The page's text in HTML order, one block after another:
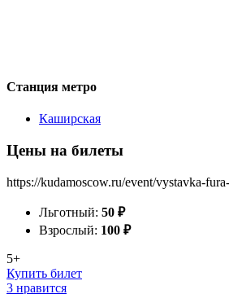
Станция метро
Каширская
Цены на билеты
https://kudamoscow.ru/event/vystavka-
Льготный: 50 ₽
Взрослый: 100 ₽
5+
Купить билет
3 нравится